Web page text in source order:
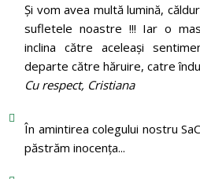
Și vom avea multă lumină,
sufletele noastre !!! Iar o
inclina către aceleași
departe către hăruire, catre
Cu respect, Cristiana
În amintirea colegului nostru
păstrăm inocenţa...